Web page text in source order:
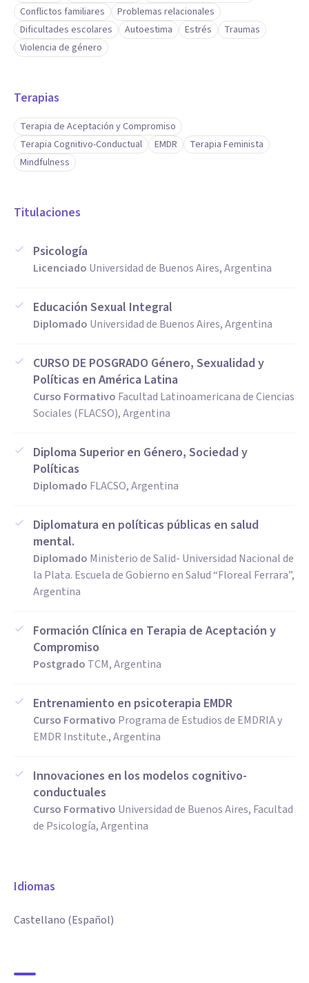
Conflictos familiares
Problemas relacionales
Dificultades escolares
Autoestima Estrés
Traumas
Violencia de género
Terapias
Terapia de Aceptación y Compromiso
Terapia Cognitivo-Conductual
EMDR
Terapia Feminista
Mindfulness
Titulaciones
Psicología
Licenciado Universidad de Buenos Aires, Argentina
Educación Sexual Integral
Diplomado Universidad de Buenos Aires, Argentina
CURSO DE POSGRADO Género, Sexualidad y
Políticas en América Latina
Curso Formativo Facultad Latinoamericana de Ciencias
Sociales (FLACSO), Argentina
Diploma Superior en Género, Sociedad y
Políticas
Diplomado FLACSO, Argentina
Diplomatura en políticas públicas en salud
mental.
Diplomado Ministerio de Salid- Universidad Nacional de
la Plata. Escuela de Gobierno en Salud “Floreal Ferrara”,
Argentina
Formación Clínica en Terapia de Aceptación y
Compromiso
Postgrado TCM, Argentina
Entrenamiento en psicoterapia EMDR
Curso Formativo Programa de Estudios de EMDRIA y
EMDR Institute., Argentina
Innovaciones en los modelos cognitivo-
conductuales
Curso Formativo Universidad de Buenos Aires, Facultad
de Psicología, Argentina
Idiomas
Castellano (Español)